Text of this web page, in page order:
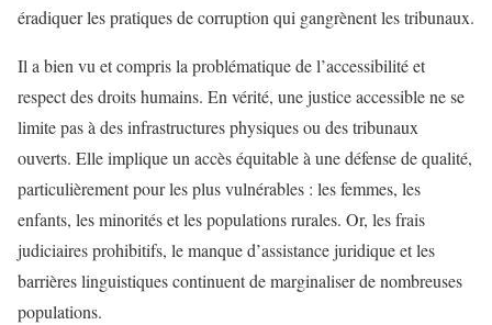
éradiquer les pratiques de corruption qui gangrènent les tribunaux.
Il a bien vu et compris la problématique de l’accessibilité et
respect des droits humains. En vérité, une justice accessible ne se
limite pas à des infrastructures physiques ou des tribunaux
ouverts. Elle implique un accès équitable à une défense de qualité,
particulièrement pour les plus vulnérables : les femmes, les
enfants, les minorités et les populations rurales. Or, les frais
judiciaires prohibitifs, le manque d’assistance juridique et les
barrières linguistiques continuent de marginaliser de nombreuses
populations.